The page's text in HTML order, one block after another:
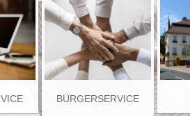
BÜRGERSERVICE